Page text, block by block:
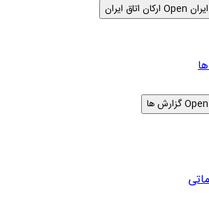
Open ارکان اتاق ایران
Open گزارش ها